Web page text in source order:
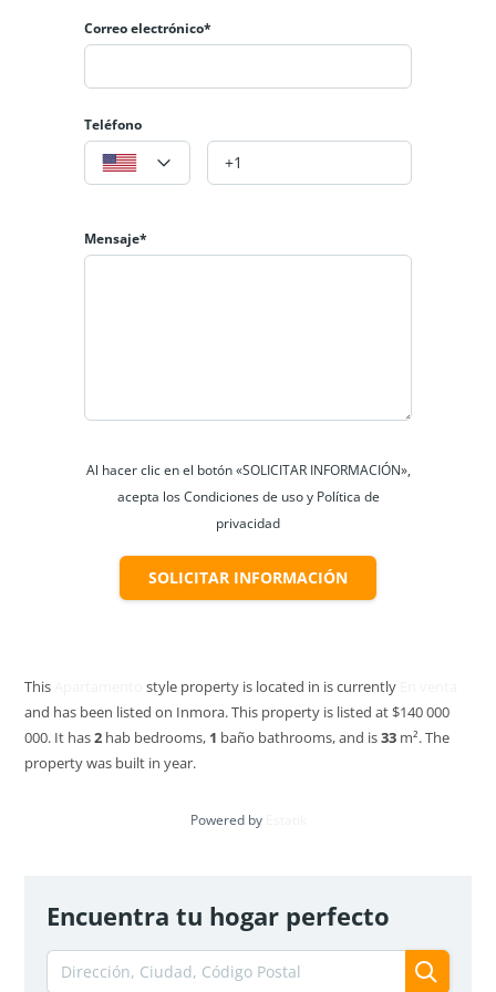
Correo electrónico*
Teléfono
Mensaje*
Al hacer clic en el botón «SOLICITAR INFORMACIÓN»,
acepta los Condiciones de uso y Política de
privacidad
SOLICITAR INFORMACIÓN
This style property is located in is currently
and has been listed on Inmora. This property is listed at $140 000
000. It has2 hab bedrooms, 1 baño bathrooms, and is33 m². The
property was built in year.
Powered by
Encuentra tu hogar perfecto
Apartamento en Venta – Altos de Fontibón Club
Haus | Bogotá
hab 1 baño
APARTAMENTO EN VENTA O CESIÓN DE DEUDA
GRANDEZA 4 – SOACHA
$135 000 000
3 2 baños
VENDIDO
VENDIDO